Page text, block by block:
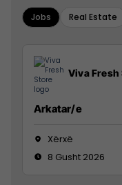
Jobs Real Estate
Viva Fresh
Arkatar/e
Xërxë
8 Gusht 2026